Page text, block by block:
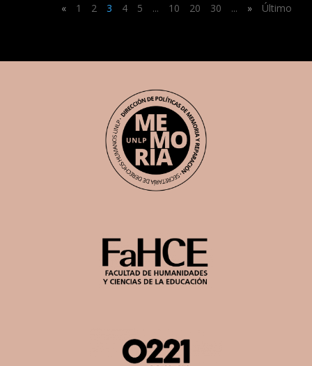
« 1 2 3 4 5 ... 10 20 30 ... » Último